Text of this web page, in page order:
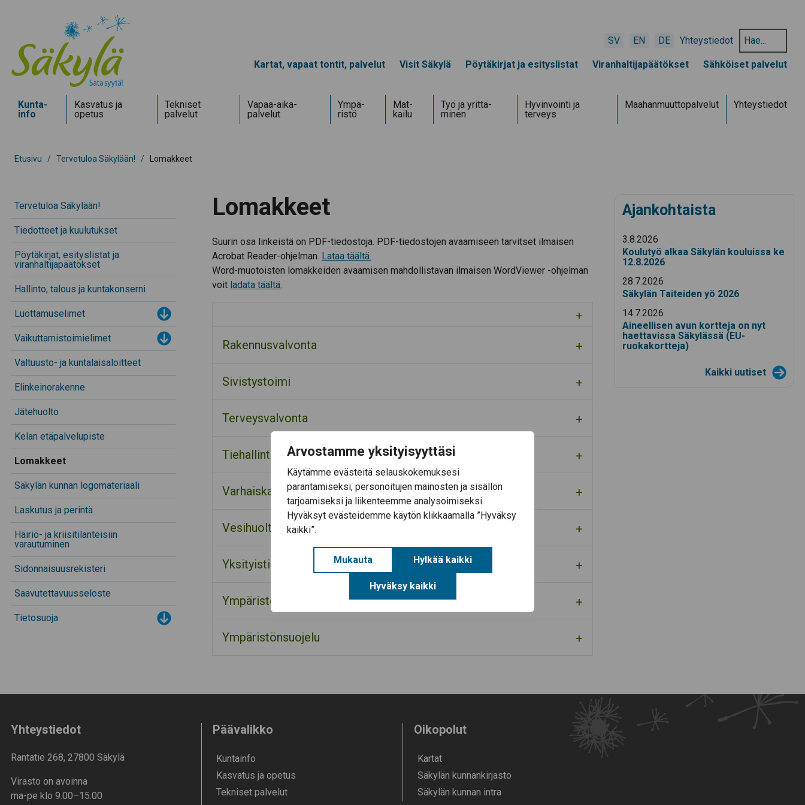
Arvostamme yksityisyyttäsi
Käytämme evästeitä selauskokemuksesi
parantamiseksi, personoitujen mainosten ja sisällön
tarjoamiseksi ja liikenteemme analysoimiseksi.
Hyväksyt evästeidemme käytön klikkaamalla ”Hyväksy
kaikki”.
Mukauta Hylkää kaikki
Hyväksy kaikki
SV EN DE Yhteystiedot
Hae
hakusanalla:
Kartat, vapaat tontit, palvelut
Visit Säkylä Pöytäkirjat ja esityslistat Viranhaltijapäätökset Sähköiset palvelut
Kunta­
info
Kasvatus ja
opetus
Tekniset
palvelut
Vapaa-aika­
palvelut
Ympä­
ristö
Mat­
kailu
Työ ja yrittä­
minen
Hyvinvointi ja
terveys
Maahanmuuttopalvelut Yhteystiedot
Etusivu / Tervetuloa Säkylään! / Lomakkeet
Lomakkeet
Suurin osa linkeistä on PDF-tiedostoja. PDF-tiedostojen avaamiseen tarvitset ilmaisen
Acrobat Reader-ohjelman. Lataa täältä.
Word-muotoisten lomakkeiden avaamisen mahdollistavan ilmaisen WordViewer -ohjelman
voit ladata täältä.
Rakennusvalvonta
Sivistystoimi
Terveysvalvonta
Tiehallinto
Varhaiskasvatus
Vesihuolto
Yksityistiet
Ympäristönsuojelu
Ympäristönsuojelu
Ajankohtaista
3.8.2026
Koulutyö alkaa Säkylän kouluissa ke
12.8.2026
28.7.2026
Säkylän Taiteiden yö 2026
14.7.2026
Aineellisen avun kortteja on nyt
haettavissa Säkylässä (EU-
ruokakortteja)
Kaikki uutiset
Tervetuloa Säkylään!
Tiedotteet ja kuulutukset
Pöytäkirjat, esityslistat ja
viranhaltijapäätökset
Hallinto, talous ja kuntakonserni
Luottamuselimet
Toggle menu
Vaikuttamistoimielimet
Toggle menu
Valtuusto- ja kuntalaisaloitteet
Elinkeinorakenne
Jätehuolto
Kelan etäpalvelupiste
Lomakkeet
Säkylän kunnan logomateriaali
Laskutus ja perintä
Häiriö- ja kriisitilanteisiin
varautuminen
Sidonnaisuusrekisteri
Saavutettavuusseloste
Tietosuoja Toggle menu
Yhteystiedot
Rantatie 268, 27800 Säkylä
Virasto on avoinna
ma-pe klo 9.00–15.00
Päävalikko
Kunta­info
Kasvatus ja opetus
Tekniset palvelut
Oikopolut
Kartat
Säkylän kunnankirjasto
Säkylän kunnan intra